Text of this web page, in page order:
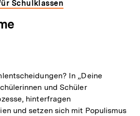
Schulklassen
In „Deine
und Schüler
hinterfragen
und setzen sich mit Populismus